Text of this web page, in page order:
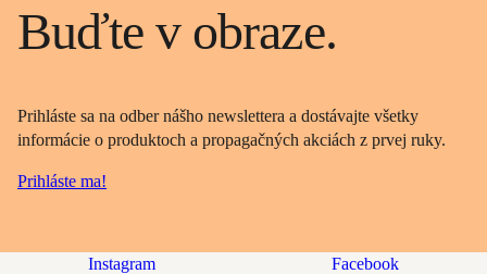
Buďte v obraze.
Prihláste sa na odber nášho newslettera a dostávajte všetky
informácie o produktoch a propagačných akciách z prvej ruky.
Prihláste ma!
Instagram
Facebook